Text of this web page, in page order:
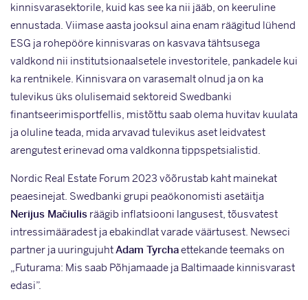
kinnisvarasektorile, kuid kas see ka nii jääb, on keeruline
ennustada. Viimase aasta jooksul aina enam räägitud lühend
ESG ja rohepööre kinnisvaras on kasvava tähtsusega
valdkond nii institutsionaalsetele investoritele, pankadele kui
ka rentnikele. Kinnisvara on varasemalt olnud ja on ka
tulevikus üks olulisemaid sektoreid Swedbanki
finantseerimisportfellis, mistõttu saab olema huvitav kuulata
ja oluline teada, mida arvavad tulevikus aset leidvatest
arengutest erinevad oma valdkonna tippspetsialistid.
Nordic Real Estate Forum 2023 võõrustab kaht mainekat
peaesinejat. Swedbanki grupi peaökonomisti asetäitja
Nerijus Mačiulis räägib inflatsiooni langusest, tõusvatest
intressimääradest ja ebakindlat varade väärtusest. Newseci
partner ja uuringujuhtAdam Tyrchaettekande teemaks on
„Futurama: Mis saab Põhjamaade ja Baltimaade kinnisvarast
edasi”.